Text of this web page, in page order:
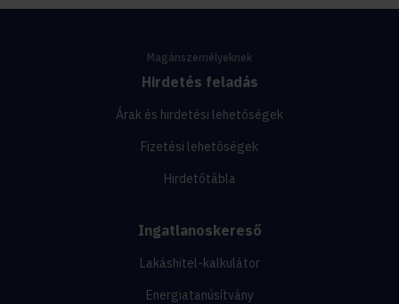
Magánszemélyeknek
Hirdetés feladás
Árak és hirdetési lehetőségek
Fizetési lehetőségek
Hirdetőtábla
Ingatlanoskereső
Lakáshitel-kalkulátor
Energiatanúsítvány